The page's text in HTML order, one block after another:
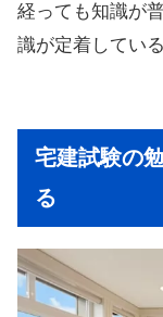
経っても知識が
識が定着してい
宅建試験の
る